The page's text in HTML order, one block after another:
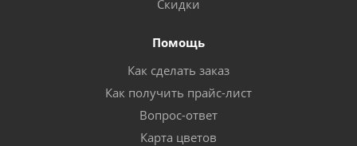
Скидки
Помощь
Как сделать заказ
Как получить прайс-лист
Вопрос-ответ
Карта цветов